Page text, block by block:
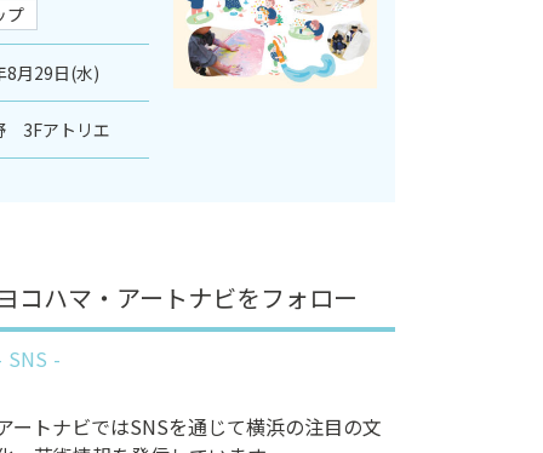
プ
8月29日(水)
3Fアトリエ
ヨコハマ・アートナビをフォロー
SNS
ートナビではSNSを通じて横浜の注目の文